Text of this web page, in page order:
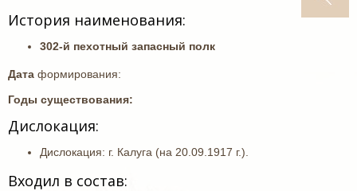
История наименования:
302-й пехотный запасный полк
Дата формирования:
Годы существования:
Дислокация:
Дислокация: г. Калуга (на 20.09.1917 г.).
Входил в состав: